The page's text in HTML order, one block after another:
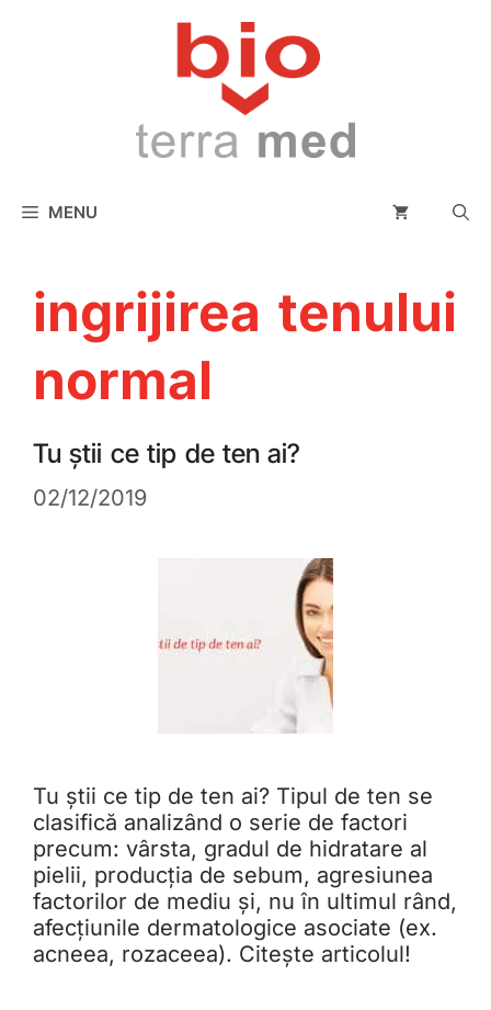
MENU
ingrijirea tenului
normal
Tu știi ce tip de ten ai?
02/12/2019
Tu știi ce tip de ten ai? Tipul de ten se
clasifică analizând o serie de factori
precum: vârsta, gradul de hidratare al
pielii, producția de sebum, agresiunea
factorilor de mediu și, nu în ultimul rând,
afecțiunile dermatologice asociate (ex.
acneea, rozaceea). Citește articolul!